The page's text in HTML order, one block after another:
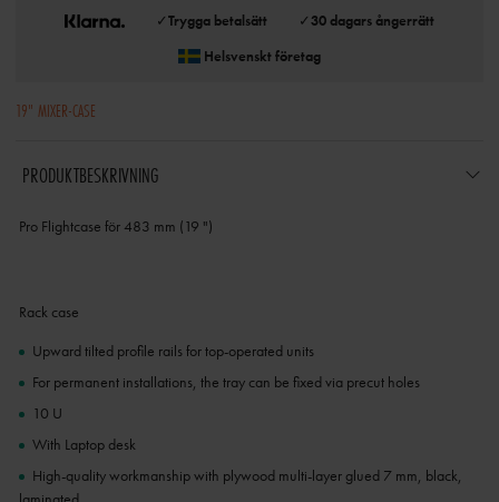
✓Trygga betalsätt ✓30 dagars ångerrätt
Helsvenskt företag
19" MIXER-CASE
PRODUKTBESKRIVNING
Pro Flightcase för 483 mm (19 ")
Rack case
Upward tilted profile rails for top-operated units
For permanent installations, the tray can be fixed via precut holes
10 U
With Laptop desk
High-quality workmanship with plywood multi-layer glued 7 mm, black,